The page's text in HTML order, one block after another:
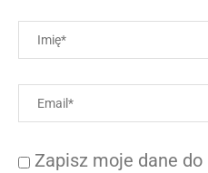
Zapisz moje dane